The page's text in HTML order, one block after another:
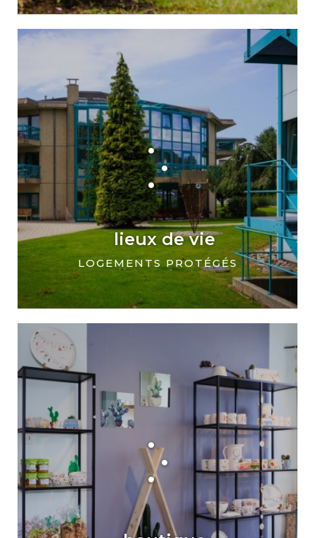
lieux de vie
LOGEMENTS PROTÉGÉS